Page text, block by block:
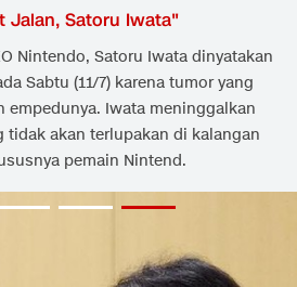
Jalan, Satoru Iwata"
Nintendo, Satoru Iwata dinyatakan
Sabtu (11/7) karena tumor yang
empedunya. Iwata meninggalkan
tidak akan terlupakan di kalangan
pemain Nintend.